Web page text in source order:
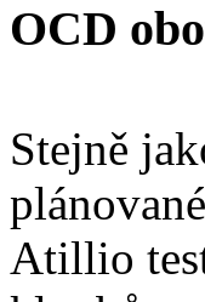
OCD
Stejně
Atillio